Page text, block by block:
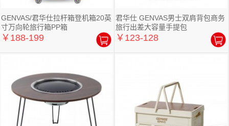
GENVAS/君华仕拉杆箱登机箱20英
寸万向轮旅行箱PP箱
￥188-199
君华仕 GENVAS男士双肩背包商务
旅行出差大容量手提包
￥123-128